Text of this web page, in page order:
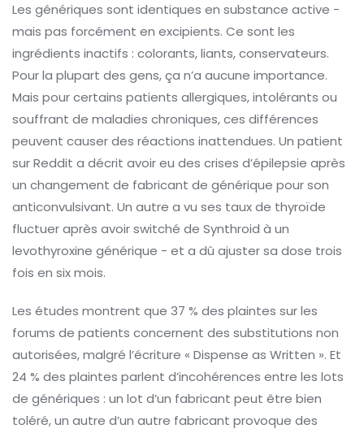
Les génériques sont identiques en substance active -
mais pas forcément en excipients. Ce sont les
ingrédients inactifs : colorants, liants, conservateurs.
Pour la plupart des gens, ça n’a aucune importance.
Mais pour certains patients allergiques, intolérants ou
souffrant de maladies chroniques, ces différences
peuvent causer des réactions inattendues. Un patient
sur Reddit a décrit avoir eu des crises d’épilepsie après
un changement de fabricant de générique pour son
anticonvulsivant. Un autre a vu ses taux de thyroïde
fluctuer après avoir switché de Synthroid à un
levothyroxine générique - et a dû ajuster sa dose trois
fois en six mois.
Les études montrent que 37 % des plaintes sur les
forums de patients concernent des substitutions non
autorisées, malgré l’écriture « Dispense as Written ». Et
24 % des plaintes parlent d’incohérences entre les lots
de génériques : un lot d’un fabricant peut être bien
toléré, un autre d’un autre fabricant provoque des